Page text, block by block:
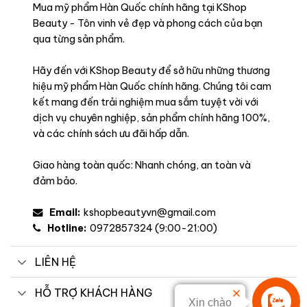
Xin chào
Mua mỹ phẩm Hàn Quốc chính hãng tại KShop
Beauty - Tôn vinh vẻ đẹp và phong cách của bạn
qua từng sản phẩm.
Hãy đến với KShop Beauty để sở hữu những thương
hiệu mỹ phẩm Hàn Quốc chính hãng. Chúng tôi cam
kết mang đến trải nghiệm mua sắm tuyệt vời với
dịch vụ chuyên nghiệp, sản phẩm chính hãng 100%,
và các chính sách ưu đãi hấp dẫn.
Giao hàng toàn quốc: Nhanh chóng, an toàn và
đảm bảo.
Email: kshopbeautyvn@gmail.com
Hotline: 0972857324 (9:00-21:00)
LIÊN HỆ
HỖ TRỢ KHÁCH HÀNG